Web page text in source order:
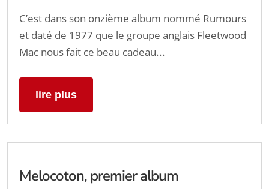
C’est dans son onzième album nommé Rumours
et daté de 1977 que le groupe anglais Fleetwood
Mac nous fait ce beau cadeau...
lire plus
Melocoton, premier album